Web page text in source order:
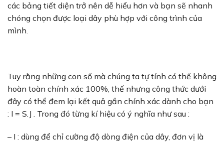
các bảng tiết diện trở nên dễ hiểu hơn và bạn sẽ nhanh
chóng chọn được loại dây phù hợp với công trình của
mình.
Tuy rằng những con số mà chúng ta tự tính có thể không
hoàn toàn chính xác 100%, thế nhưng công thức dưới
đây có thể đem lại kết quả gần chính xác dành cho bạn
: I = S.J . Trong đó từng kí hiệu có ý nghĩa như sau :
– I : dùng để chỉ cường độ dòng điện của dây, đơn vị là